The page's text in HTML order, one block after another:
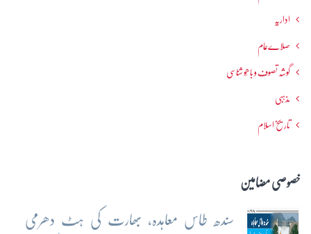
اداریہ
صلاےعام
گوشہ تصوف و باھُو شناسی
مذہبی
تاریخ اسلام
خصوصی مضامین
سندھ طاس معاہدہ، بھارت کی ہٹ دھرمی